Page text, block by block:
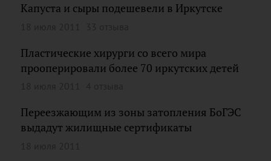
Капуста и сыры подешевели в Иркутске
Пластические хирурги со всего мира
прооперировали более 70 иркутских детей
Переезжающим из зоны затопления БоГЭС
выдадут жилищные сертификаты